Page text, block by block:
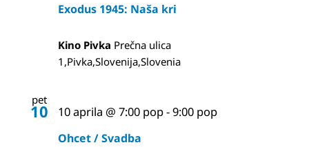
Exodus 1945: Naša kri
Kino Pivka Prečna ulica
1,Pivka,Slovenija,Slovenia
pet
10
Ohcet / Svadba
10 aprila @ 7:00 pop-9:00 pop